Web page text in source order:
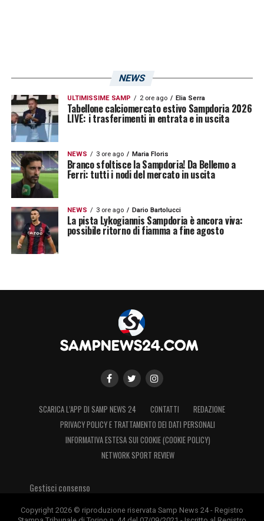
NEWS
ULTIMISSIME SAMP 2 ore ago Elia Serra
Tabellone calciomercato estivo Sampdoria 2026
LIVE: i trasferimenti in entrata e in uscita
NEWS 3 ore ago Maria Floris
Branco sfoltisce la Sampdoria! Da Bellemo a
Ferri: tutti i nodi del mercato in uscita
NEWS 3 ore ago Dario Bartolucci
La pista Lykogiannis Sampdoria è ancora viva:
possibile ritorno di fiamma a fine agosto
SCARICA L’APP DI SAMP NEWS 24 CONTATTI
REDAZIONE
PRIVACY POLICY E TRATTAMENTO DEI DATI PERSONALI
INFORMATIVA ESTESA SUI COOKIE (COOKIE POLICY)
NETWORK SPORT REVIEW
Gestisci consenso
Copyright 2026 © riproduzione riservata Samp News 24 - Registro